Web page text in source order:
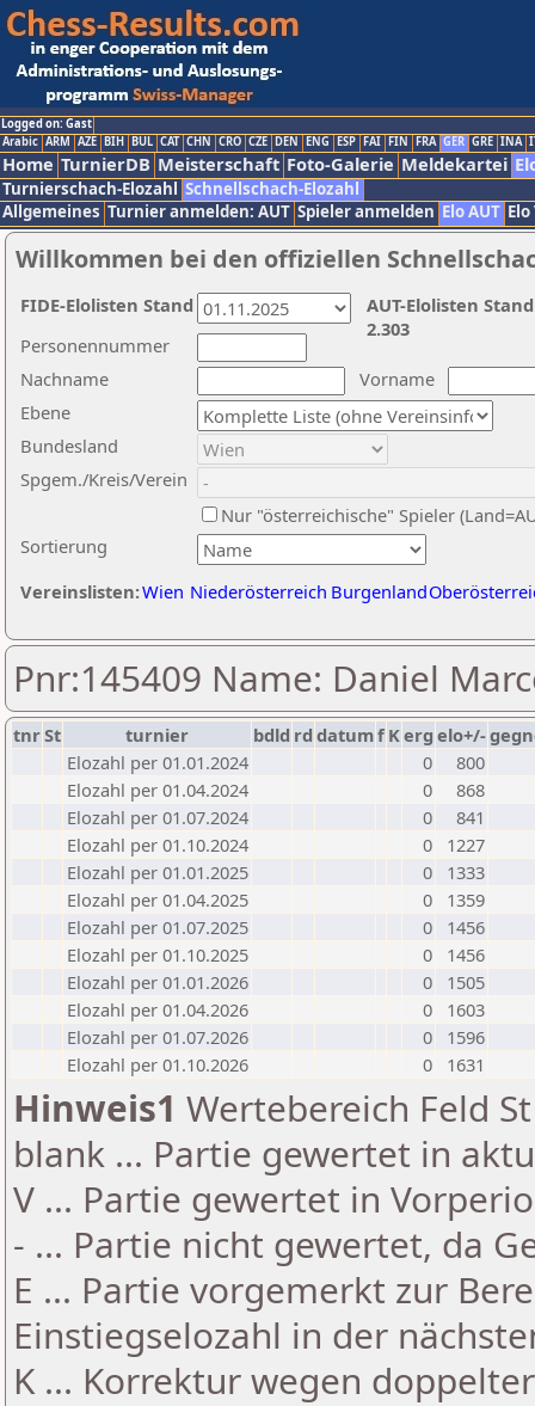
Logged on: Gast
Arabic ARM AZE BIH BUL CAT CHN CRO CZE DEN ENG ESP FAI FIN FRA GER GRE INA
Home TurnierDB Meisterschaft Foto-Galerie Meldekartei
Turnierschach-Elozahl Schnellschach-Elozahl
Allgemeines Turnier anmelden: AUT Spieler anmelden Elo AUT
Willkommen bei den offiziellen
Nachname
Vorname
Ebene
Sortierung
Personennummer
Bundesland
Spgem./Kreis/Verein
Nur "österreichische" Spieler
Vereinslisten:Wien Niederösterreich Burgenland
AUT-Elolisten
2.303
FIDE-Elolisten Stand
Pnr:145409 Name: Daniel
tnrSt turnier bdld rd datumf Kerg elo+/-
Elozahl per 01.01.2024
0
800
Elozahl per 01.04.2024
0
868
Elozahl per 01.07.2024
0
841
Elozahl per 01.10.2024
0
1227
Elozahl per 01.01.2025
0
1333
Elozahl per 01.04.2025
0
1359
Elozahl per 01.07.2025
0
1456
Elozahl per 01.10.2025
0
1456
Elozahl per 01.01.2026
0
1505
Elozahl per 01.04.2026
0
1603
Elozahl per 01.07.2026
0
1596
Elozahl per 01.10.2026
0 1631
Hinweis1 Wertebereich Feld
blank ... Partie gewertet in
V ... Partie gewertet in
- ... Partie nicht gewertet, da
E ... Partie vorgemerkt zur
Einstiegselozahl in der
K ... Korrektur wegen